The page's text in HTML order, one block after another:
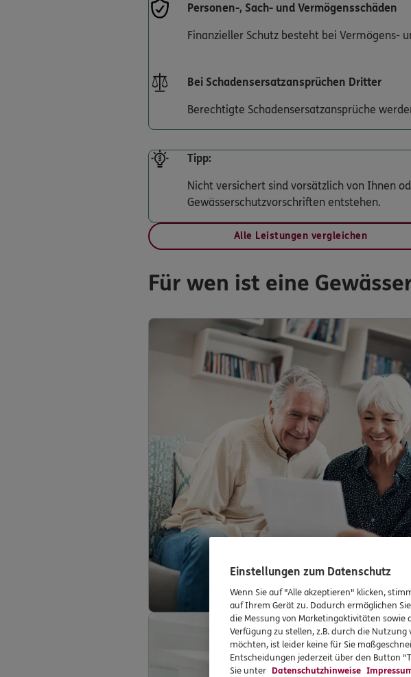
Personen-, Sach- und Vermögensschäden
Finanzieller Schutz besteht bei Vermögens-
Bei Schadensersatzansprüchen Dritter
Berechtigte Schadensersatzansprüche
Tipp:
Nicht versichert sind vorsätzlich von Ihnen
Gewässerschutzvorschriften entstehen.
Alle Leistungen vergleichen
Für wen ist eine
Einstellungen zum Datenschutz
Wenn Sie auf "Alle akzeptieren" klicken,
auf Ihrem Gerät zu. Dadurch ermöglichen
die Messung von Marketingaktivitäten
Verfügung zu stellen, z.B. durch die Nutzung
möchten, ist leider keine für Sie
Entscheidungen jederzeit über den Button
Sie unter Datenschutzhinweise